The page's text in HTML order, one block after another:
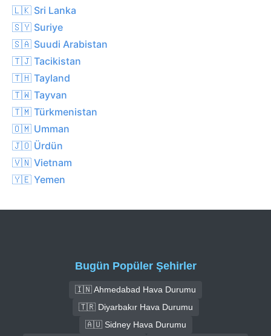
🇱🇰 Sri Lanka
🇸🇾 Suriye
🇸🇦 Suudi Arabistan
🇹🇯 Tacikistan
🇹🇭 Tayland
🇹🇼 Tayvan
🇹🇲 Türkmenistan
🇴🇲 Umman
🇯🇴 Ürdün
🇻🇳 Vietnam
🇾🇪 Yemen
Bugün Popüler Şehirler
🇮🇳 Ahmedabad Hava Durumu
🇹🇷 Diyarbakır Hava Durumu
🇦🇺 Sidney Hava Durumu